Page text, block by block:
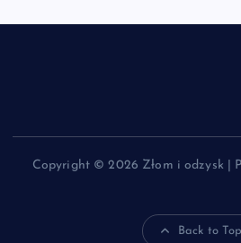
Copyright © 2026 Złom i odzysk |
Back to Top